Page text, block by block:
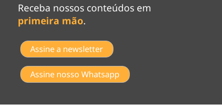
Receba nossos conteúdos em
primeira mão.
Assine a newsletter
Assine nosso Whatsapp